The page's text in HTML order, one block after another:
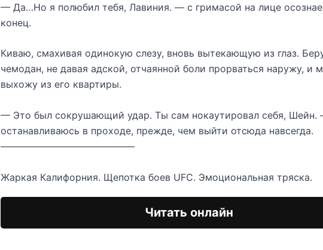
— Да…Но я полюбил тебя, Лавиния. — с гримасой на лице
конец.
Киваю, смахивая одинокую слезу, вновь вытекающую из глаз.
чемодан, не давая адской, отчаянной боли прорваться наружу, и
выхожу из его квартиры.
— Это был сокрушающий удар. Ты сам нокаутировал себя, Шейн.
останавливаюсь в проходе, прежде, чем выйти отсюда навсегда.
——————————————
Жаркая Калифорния. Щепотка боев UFC. Эмоциональная тряска.
Читать онлайн